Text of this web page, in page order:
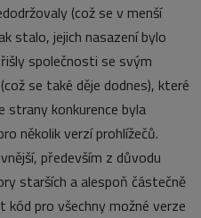
(což se v menší
stalo, jejich nasazení bylo
společnosti se svým
se také děje dodnes), které
strany konkurence byla
několik verzí prohlížečů.
především z důvodu
starších a alespoň částečně
kód pro všechny možné verze